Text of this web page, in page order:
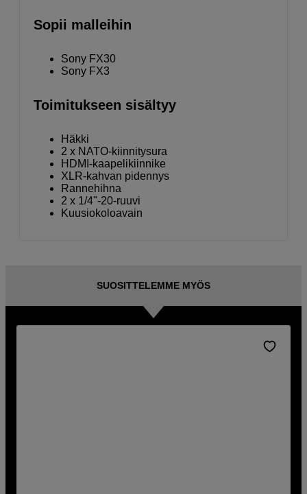
Sopii malleihin
Sony FX30
Sony FX3
Toimitukseen sisältyy
Häkki
2 x NATO-kiinnitysura
HDMI-kaapelikiinnike
XLR-kahvan pidennys
Rannehihna
2 x 1/4"-20-ruuvi
Kuusiokoloavain
SUOSITTELEMME MYÖS